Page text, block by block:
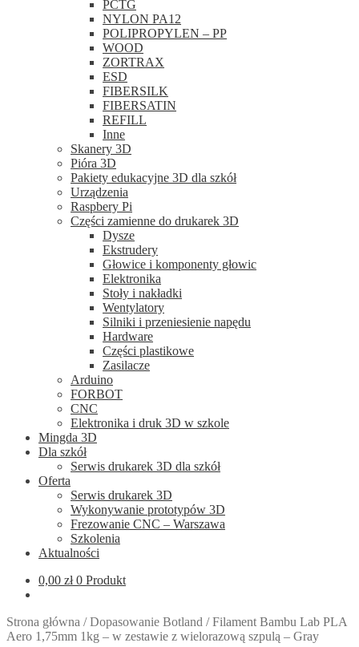
PCTG
NYLON PA12
POLIPROPYLEN – PP
WOOD
ZORTRAX
ESD
FIBERSILK
FIBERSATIN
REFILL
Inne
Skanery 3D
Pióra 3D
Pakiety edukacyjne 3D dla szkół
Urządzenia
Raspbery Pi
Części zamienne do drukarek 3D
Dysze
Ekstrudery
Głowice i komponenty głowic
Elektronika
Stoły i nakładki
Wentylatory
Silniki i przeniesienie napędu
Hardware
Części plastikowe
Zasilacze
Arduino
FORBOT
CNC
Elektronika i druk 3D w szkole
Mingda 3D
Dla szkół
Serwis drukarek 3D dla szkół
Oferta
Serwis drukarek 3D
Wykonywanie prototypów 3D
Frezowanie CNC – Warszawa
Szkolenia
Aktualności
0,00 zł 0 Produkt
Strona główna /Dopasowanie Botland /Filament Bambu Lab PLA
Aero 1,75mm 1kg – w zestawie z wielorazową szpulą – Gray